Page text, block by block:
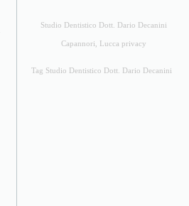
Studio Dentistico Dott. Dario Decanini
Capannori, Lucca privacy
Tag Studio Dentistico Dott. Dario Decanini